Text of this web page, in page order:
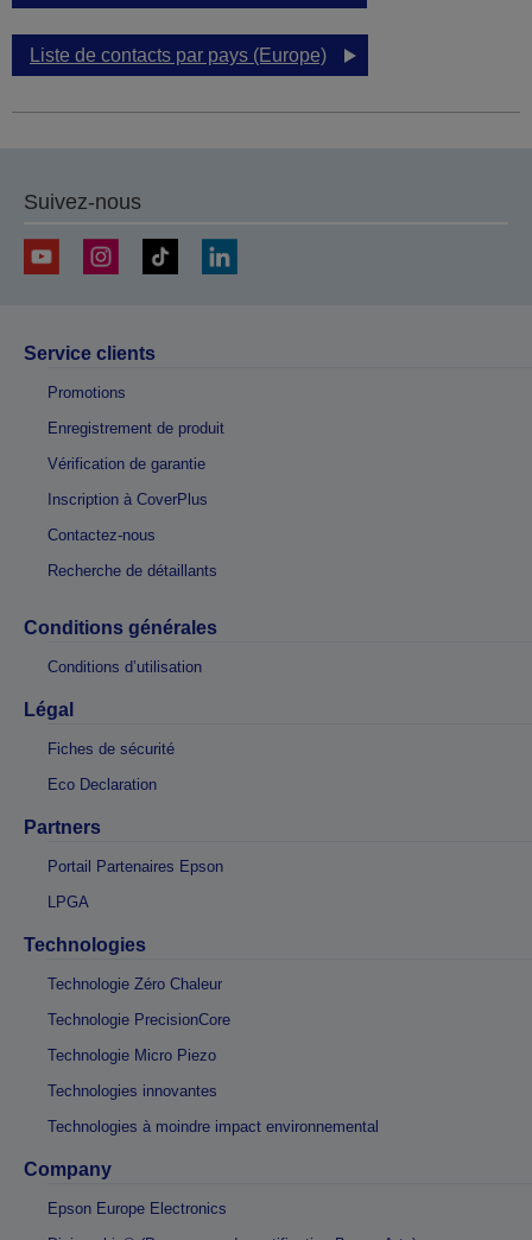
Liste de contacts par pays (Europe)
Suivez-nous
Service clients
Promotions
Enregistrement de produit
Vérification de garantie
Inscription à CoverPlus
Contactez-nous
Recherche de détaillants
Conditions générales
Conditions d’utilisation
Légal
Fiches de sécurité
Eco Declaration
Partners
Portail Partenaires Epson
LPGA
Technologies
Technologie Zéro Chaleur
Technologie PrecisionCore
Technologie Micro Piezo
Technologies innovantes
Technologies à moindre impact environnemental
Company
Epson Europe Electronics